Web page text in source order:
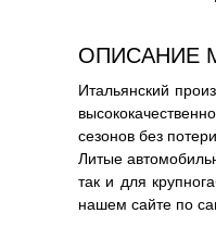
ОПИСАНИЕ
Итальянский
сезонов без
Литые
так и для
нашем сайте по